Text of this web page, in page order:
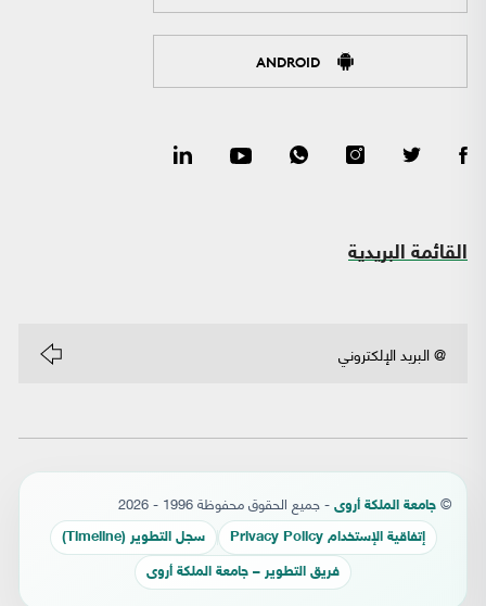
ANDROID
القائمة البريدية
© جامعة الملكة أروى - جميع الحقوق محفوظة 1996 - 2026
إتفاقية الإستخدام Privacy Policy سجل التطوير (Timeline)
فريق التطوير – جامعة الملكة أروى